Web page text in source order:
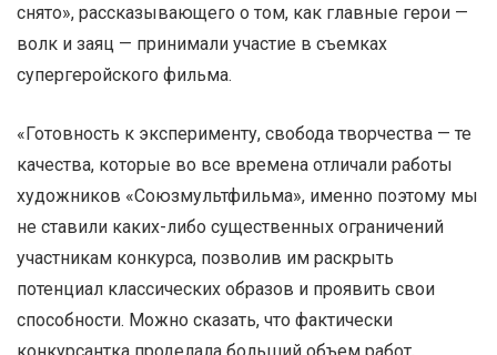
снято», рассказывающего о том, как главные герои —
волк и заяц — принимали участие в съемках
супергеройского фильма.
«Готовность к эксперименту, свобода творчества — те
качества, которые во все времена отличали работы
художников «Союзмультфильма», именно поэтому мы
не ставили каких-либо существенных ограничений
участникам конкурса, позволив им раскрыть
потенциал классических образов и проявить свои
способности. Можно сказать, что фактически